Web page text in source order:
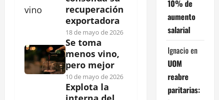
recuperación
exportadora
18 de mayo de 2026
Se toma
menos vino,
pero mejor
10 de mayo de 2026
Explota la
10% de
aumento
salarial
Ignacio en
UOM
reabre
paritarias: